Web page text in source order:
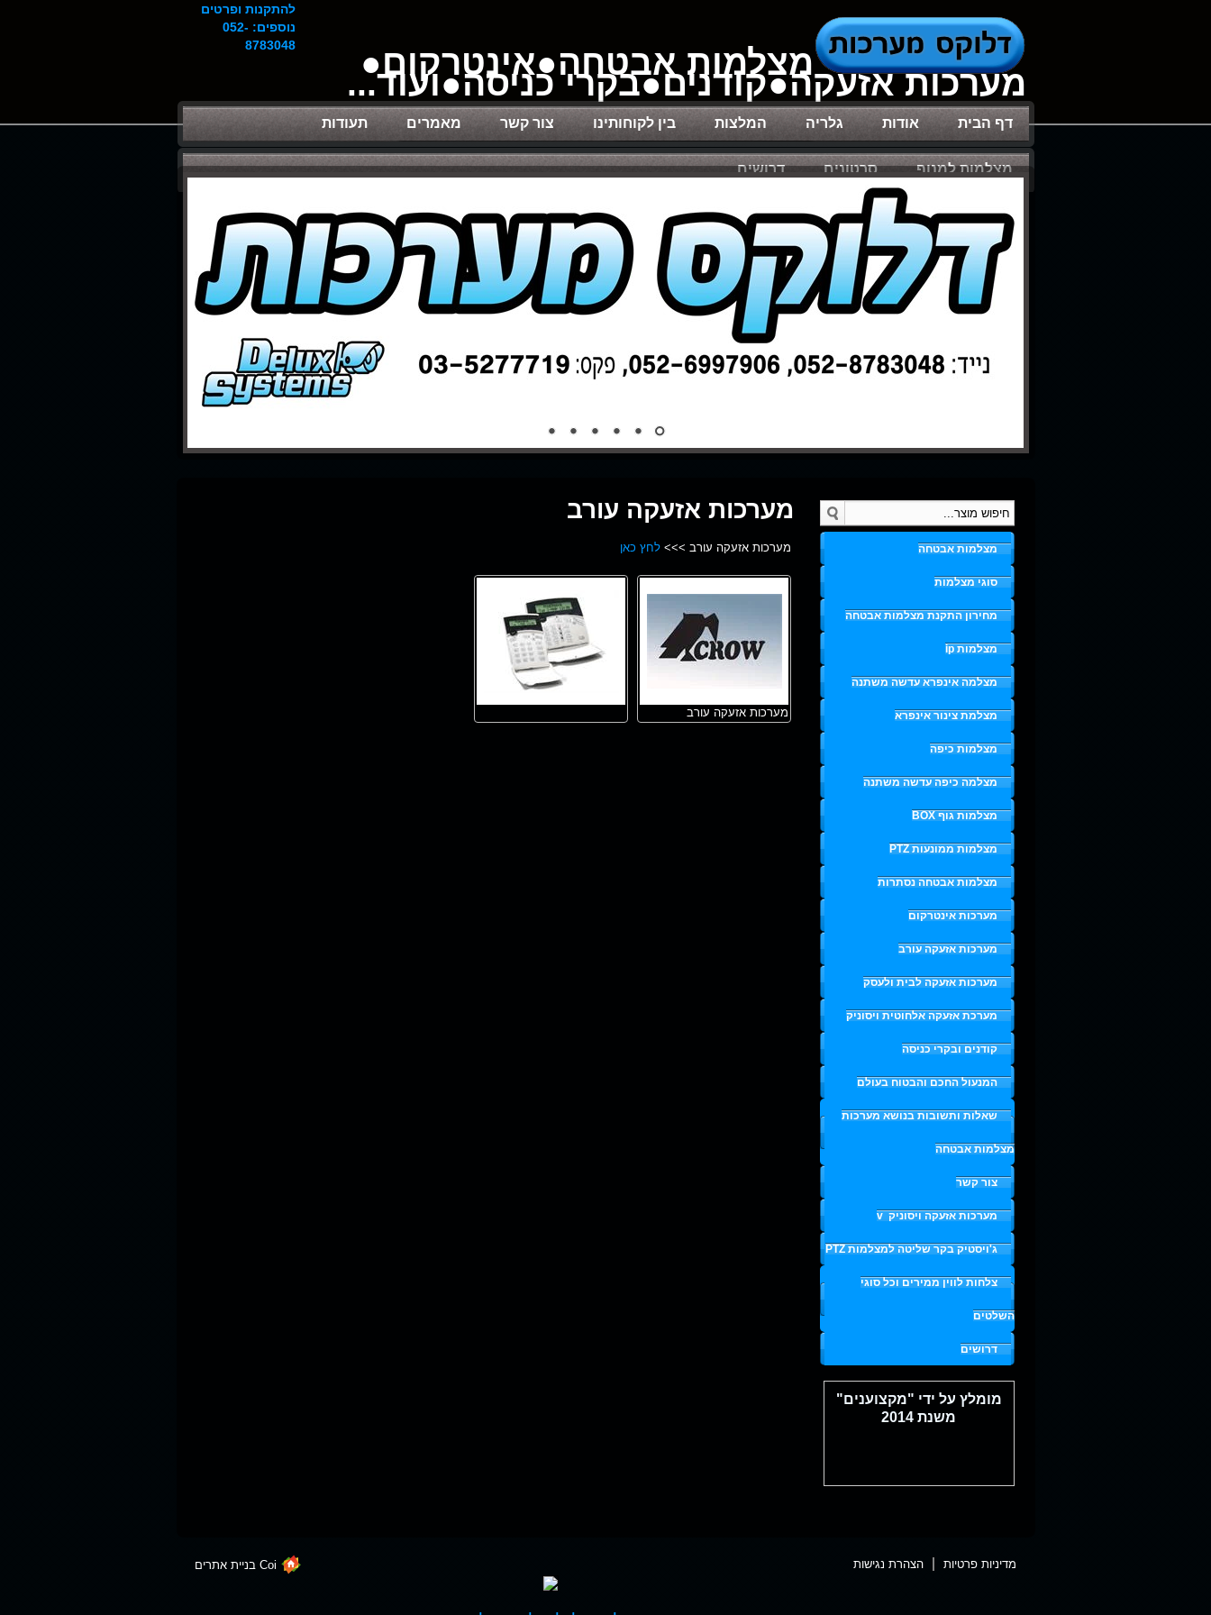
מצלמות אבטחה●אינטרקום●
מערכות אזעקה●קודנים●בקרי כניסה●ועוד...
להתקנות ופרטים
נוספים: 052-
8783048
דף הבית אודות גלריה המלצות בין לקוחותינו צור קשר מאמרים תעודות
מצלמות למנוף סרטונים דרושים
מערכות אזעקה עורב
מערכות אזעקה עורב >>>לחץ כאן
מערכות אזעקה עורב
מצלמות אבטחה
סוגי מצלמות
מחירון התקנת מצלמות אבטחה
מצלמות ip
מצלמה אינפרא עדשה משתנה
מצלמת צינור אינפרא
מצלמות כיפה
מצלמה כיפה עדשה משתנה
מצלמות גוף BOX
מצלמות ממונעות PTZ
מצלמות אבטחה נסתרות
מערכות אינטרקום
מערכות אזעקה עורב
מערכות אזעקה לבית ולעסק
מערכת אזעקה אלחוטית ויסוניק
קודנים ובקרי כניסה
המנעול החכם והבטוח בעולם
שאלות ותשובות בנושא מערכות
מצלמות אבטחה
צור קשר
מערכות אזעקה ויסוניק v
ג'ויסטיק בקר שליטה למצלמות PTZ
צלחות לווין ממירים וכל סוגי
השלטים
דרושים
מומלץ על ידי "מקצוענים"
משנת 2014
מומלץ על ידי אתר אנשי
מדיניות פרטיות הצהרת נגישות Coi בניית אתרים